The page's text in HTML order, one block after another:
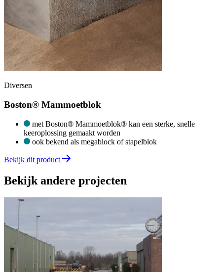
Diversen
Boston® Mammoetblok
met Boston® Mammoetblok® kan een sterke, snelle
keeroplossing gemaakt worden
ook bekend als megablock of stapelblok
Bekijk dit product
Bekijk andere projecten